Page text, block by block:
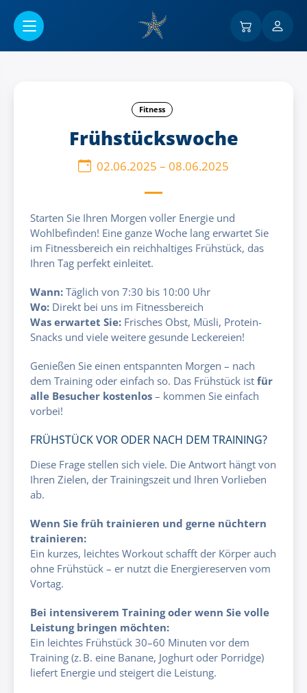
Fitness
Frühstückswoche
02.06.2025 – 08.06.2025
Starten Sie Ihren Morgen voller Energie und
Wohlbefinden! Eine ganze Woche lang erwartet Sie
im Fitnessbereich ein reichhaltiges Frühstück, das
Ihren Tag perfekt einleitet.
Wann: Täglich von 7:30 bis 10:00 Uhr
Wo: Direkt bei uns im Fitnessbereich
Was erwartet Sie: Frisches Obst, Müsli, Protein-
Snacks und viele weitere gesunde Leckereien!
Genießen Sie einen entspannten Morgen – nach
dem Training oder einfach so. Das Frühstück ist für
alle Besucher kostenlos – kommen Sie einfach
vorbei!
FRÜHSTÜCK VOR ODER NACH DEM TRAINING?
Diese Frage stellen sich viele. Die Antwort hängt von
Ihren Zielen, der Trainingszeit und Ihren Vorlieben
ab.
Wenn Sie früh trainieren und gerne nüchtern
trainieren:
Ein kurzes, leichtes Workout schafft der Körper auch
ohne Frühstück – er nutzt die Energiereserven vom
Vortag.
Bei intensiverem Training oder wenn Sie volle
Leistung bringen möchten:
Ein leichtes Frühstück 30–60 Minuten vor dem
Training (z. B. eine Banane, Joghurt oder Porridge)
liefert Energie und steigert die Leistung.